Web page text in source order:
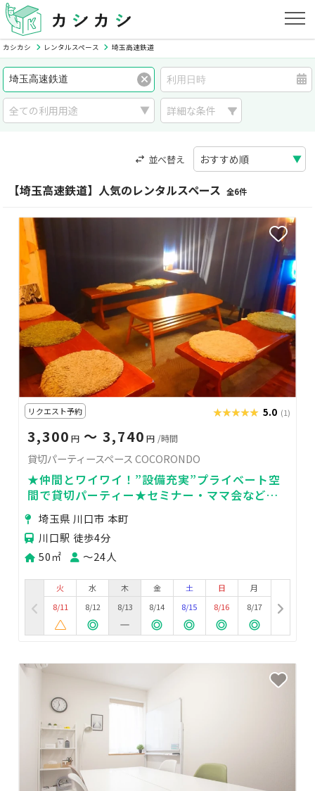
カシカシ レンタルスペース 埼玉高速鉄道
詳細な条件
並べ替え
【埼玉高速鉄道】人気のレンタルスペース 全6件
リクエスト予約 ★★★★★
★★★★★ 5.0 (1)
3,300 円 〜 3,740 円 /時間
貸切パーティースペース COCORONDO
★仲間とワイワイ！”設備充実”プライベート空
間で貸切パーティー★セミナー・ママ会など用
途自由☆彡
埼玉県 川口市 本町
川口駅 徒歩4分
50㎡
〜24人
火
8/11
水
8/12
木
8/13
金
8/14
土
8/15
日
8/16
月
8/17